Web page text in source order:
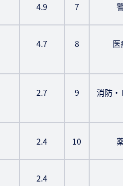
4.9 7 警
4.7 8 医
2.7 9
消防・
2.4 10 薬
2.4